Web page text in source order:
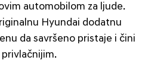
automobilom za ljude.
Hyundai dodatnu
da savršeno pristaje i čini
privlačnijim.